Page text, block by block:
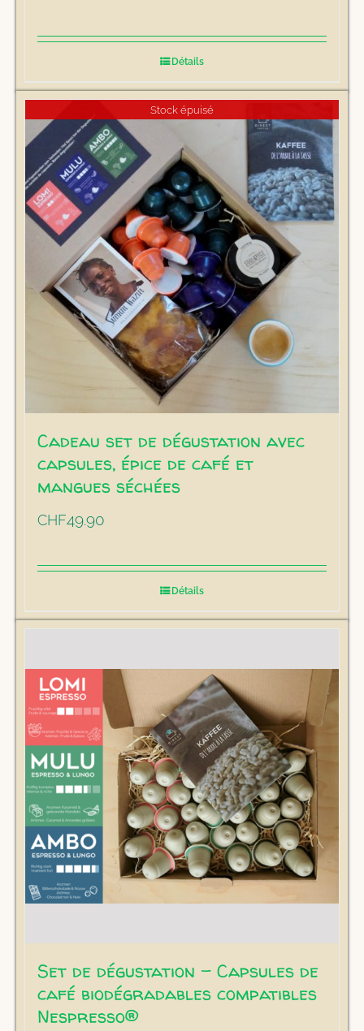
Détails
Stock épuisé
Cadeau set de dégustation avec
capsules, épice de café et
mangues séchées
CHF49.90
Détails
Set de dégustation – Capsules de
café biodégradables compatibles
Nespresso®